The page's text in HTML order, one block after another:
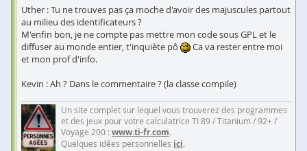
Uther : Tu ne trouves pas ça moche d'avoir des majuscules partout
au milieu des identificateurs ?
M'enfin bon, je ne compte pas mettre mon code sous GPL et le
diffuser au monde entier, t'inquiète pô
Ca va rester entre moi
et mon prof d'info.
Kevin : Ah ? Dans le commentaire ? (la classe compile)
Un site complet sur lequel vous trouverez des programmes
et des jeux pour votre calculatrice TI 89 / Titanium / 92+ /
Voyage 200 : www.ti-fr.com.
Quelques idées personnelles ici.